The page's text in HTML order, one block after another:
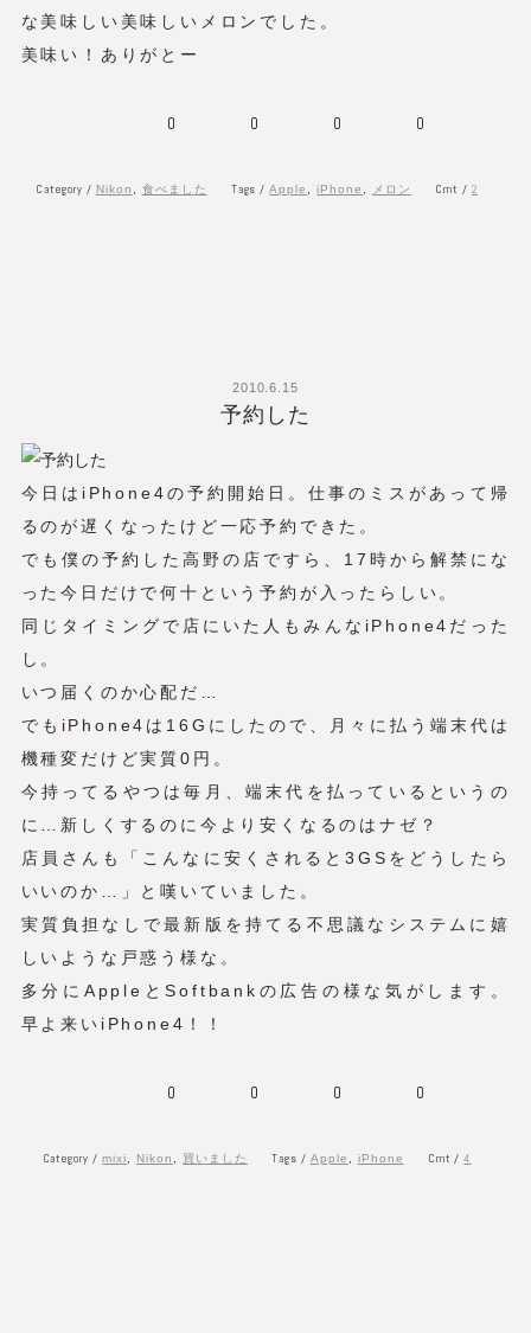
な美味しい美味しいメロンでした。
美味い！ありがとー
0 0 0 0
Category / Nikon 食べました Tags /Apple ,iPhone メロン Cmt / 2
2010.6.15
予約した
今日はiPhone4の予約開始日。仕事のミスがあって帰
るのが遅くなったけど一応予約できた。
でも僕の予約した高野の店ですら、17時から解禁にな
った今日だけで何十という予約が入ったらしい。
同じタイミングで店にいた人もみんなiPhone4だった
し。
いつ届くのか心配だ…
でもiPhone4は16Gにしたので、月々に払う端末代は
機種変だけど実質0円。
今持ってるやつは毎月、端末代を払っているというの
に…新しくするのに今より安くなるのはナゼ？
店員さんも「こんなに安くされると3GSをどうしたら
いいのか…」と嘆いていました。
実質負担なしで最新版を持てる不思議なシステムに嬉
しいような戸惑う様な。
多分にAppleとSoftbankの広告の様な気がします。
早よ来いiPhone4！！
0 0 0 0
Category /mixi Nikon 買いました Tags / Apple iPhone Cmt /4